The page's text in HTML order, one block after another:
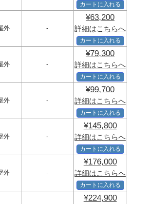
カートに入れる
外 -
¥63,200
詳細はこちらへ
カートに入れる
外 -
¥79,300
詳細はこちらへ
カートに入れる
外 -
¥99,700
詳細はこちらへ
カートに入れる
外 -
¥145,800
詳細はこちらへ
カートに入れる
外 -
¥176,000
詳細はこちらへ
カートに入れる
¥224,900